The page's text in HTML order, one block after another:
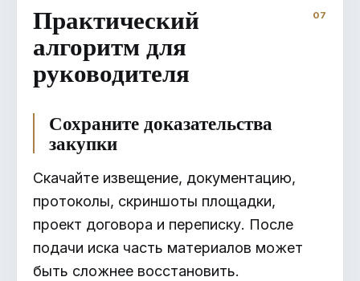
Практический
алгоритм для
руководителя
Сохраните доказательства
закупки
Скачайте извещение, документацию,
протоколы, скриншоты площадки,
проект договора и переписку. После
подачи иска часть материалов может
быть сложнее восстановить.